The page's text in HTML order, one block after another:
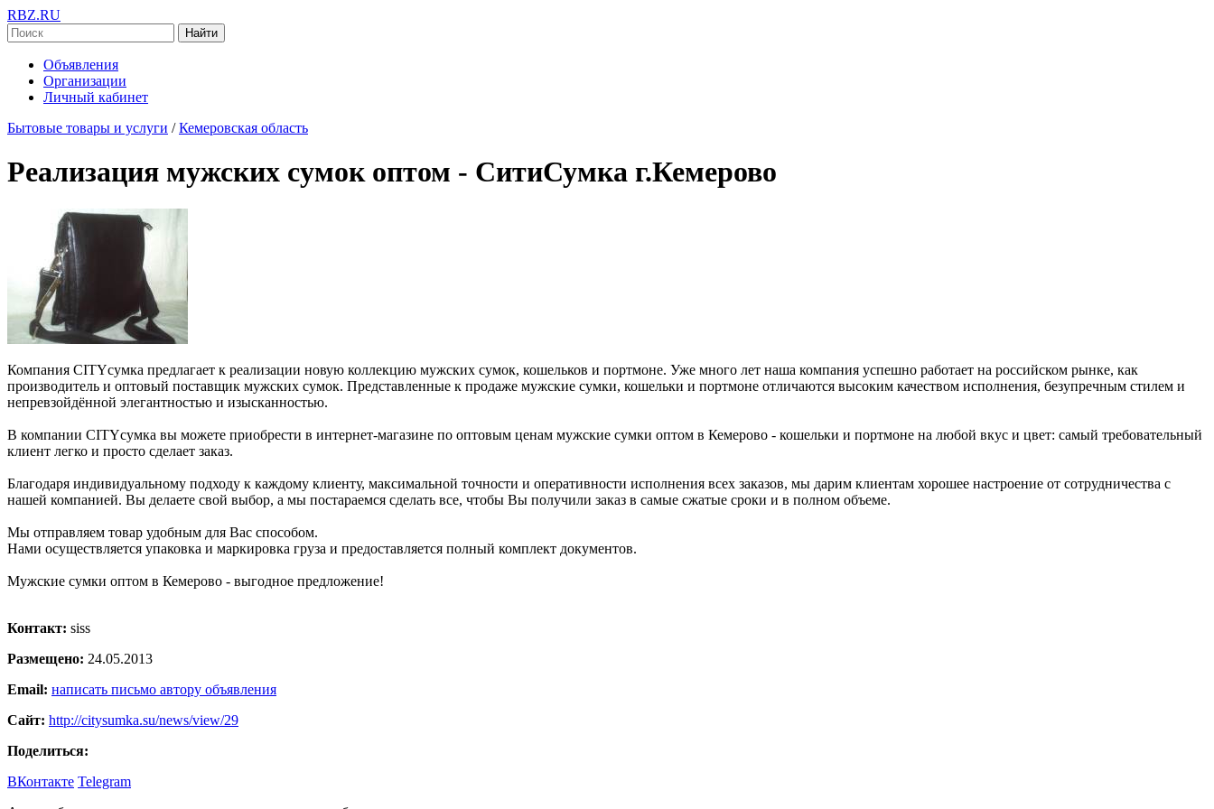
RBZ.RU
Найти
Объявления
Организации
Личный кабинет
Бытовые товары и услуги / Кемеровская область
Реализация мужских сумок оптом - СитиСумка г.Кемерово
Компания CITYсумка предлагает к реализации новую коллекцию мужских сумок, кошельков и портмоне. Уже много лет наша компания успешно работает на российском рынке, как
производитель и оптовый поставщик мужских сумок. Представленные к продаже мужские сумки, кошельки и портмоне отличаются высоким качеством исполнения, безупречным стилем и
непревзойдённой элегантностью и изысканностью.
В компании CITYсумка вы можете приобрести в интернет-магазине по оптовым ценам мужские сумки оптом в Кемерово - кошельки и портмоне на любой вкус и цвет: самый требовательный
клиент легко и просто сделает заказ.
Благодаря индивидуальному подходу к каждому клиенту, максимальной точности и оперативности исполнения всех заказов, мы дарим клиентам хорошее настроение от сотрудничества с
нашей компанией. Вы делаете свой выбор, а мы постараемся сделать все, чтобы Вы получили заказ в самые сжатые сроки и в полном объеме.
Мы отправляем товар удобным для Вас способом.
Нами осуществляется упаковка и маркировка груза и предоставляется полный комплект документов.
Мужские сумки оптом в Кемерово - выгодное предложение!
Контакт: siss
Размещено: 24.05.2013
Email: написать письмо автору объявления
Сайт: http://citysumka.su/news/view/29
Поделиться:
ВКонтакте Telegram